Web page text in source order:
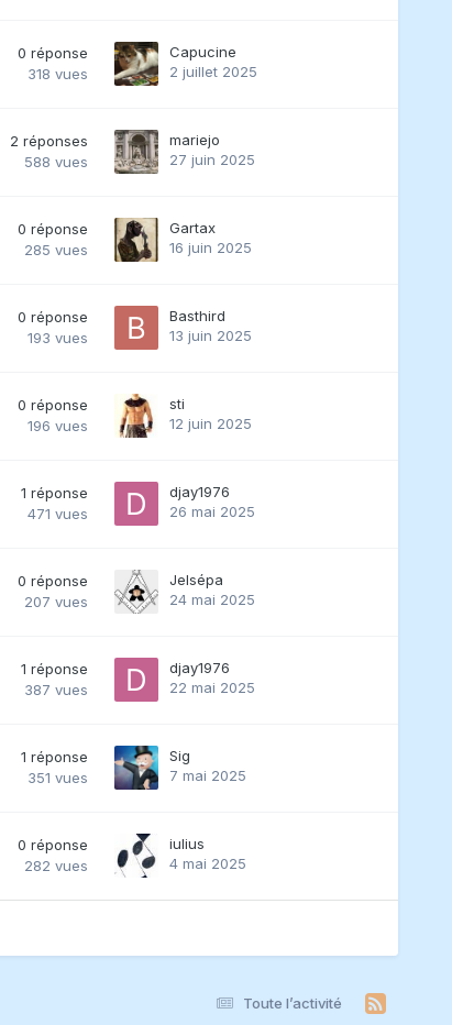
0 réponse
318 vues
Capucine
2 juillet 2025
2 réponses
588 vues
mariejo
27 juin 2025
0 réponse
285 vues
Gartax
16 juin 2025
0 réponse
193 vues
Basthird
13 juin 2025
0 réponse
196 vues
sti
12 juin 2025
1 réponse
471 vues
djay1976
26 mai 2025
0 réponse
207 vues
Jelsépa
24 mai 2025
1 réponse
387 vues
djay1976
22 mai 2025
1 réponse
351 vues
Sig
7 mai 2025
0 réponse
282 vues
iulius
4 mai 2025
Toute l’activité